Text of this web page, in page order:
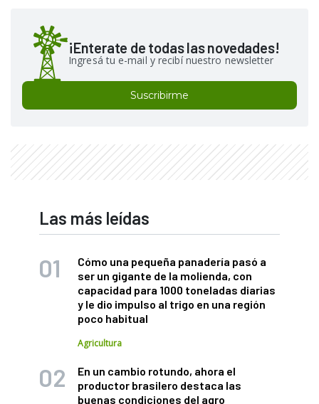
¡Enterate de todas las novedades!
Ingresá tu e-mail y recibí nuestro newsletter
Suscribirme
Las más leídas
Cómo una pequeña panadería pasó a
ser un gigante de la molienda, con
capacidad para 1000 toneladas diarias
y le dio impulso al trigo en una región
poco habitual
Agricultura
En un cambio rotundo, ahora el
productor brasilero destaca las
buenas condiciones del agro